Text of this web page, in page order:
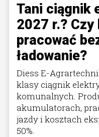
Tani ciągnik
2027 r.? Czy
pracować
ładowanie?
Diess E-
klasy ciągnik
komunalnych.
akumulatorach,
jazdy i kosztach
50%.